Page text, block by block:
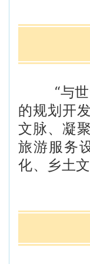
“与
的规划开
文脉、凝
旅游服务
化、乡土